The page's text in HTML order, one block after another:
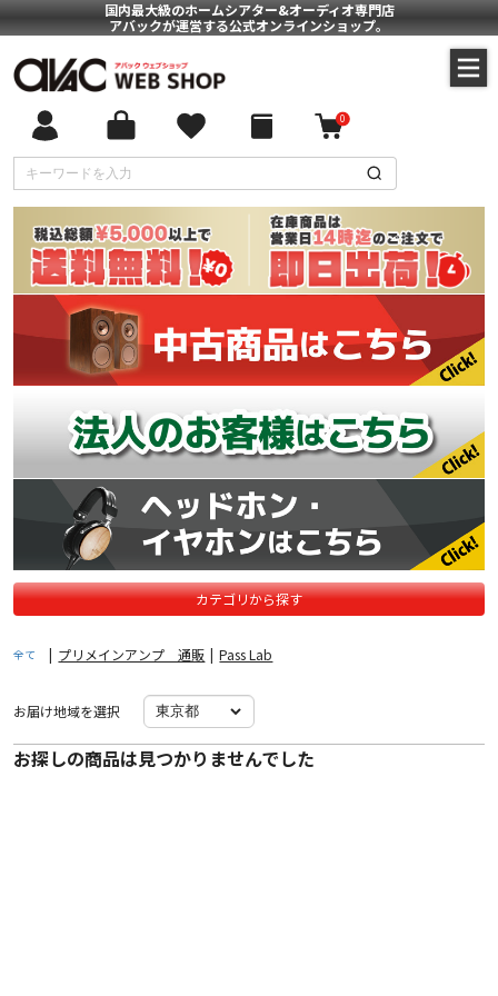
国内最大級のホームシアター&オーディオ専門店
アバックが運営する公式オンラインショップ。
0
カテゴリから探す
全て | プリメインアンプ 通販 | Pass Lab
お届け地域を選択
お探しの商品は見つかりませんでした